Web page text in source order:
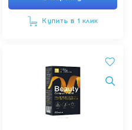
Купить в 1 клик